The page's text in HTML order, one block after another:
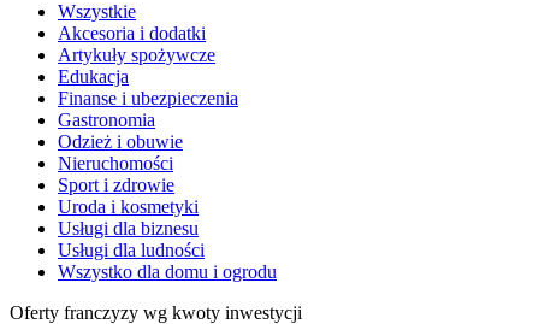
Wszystkie
Akcesoria i dodatki
Artykuły spożywcze
Edukacja
Finanse i ubezpieczenia
Gastronomia
Odzież i obuwie
Nieruchomości
Sport i zdrowie
Uroda i kosmetyki
Usługi dla biznesu
Usługi dla ludności
Wszystko dla domu i ogrodu
Oferty franczyzy wg kwoty inwestycji